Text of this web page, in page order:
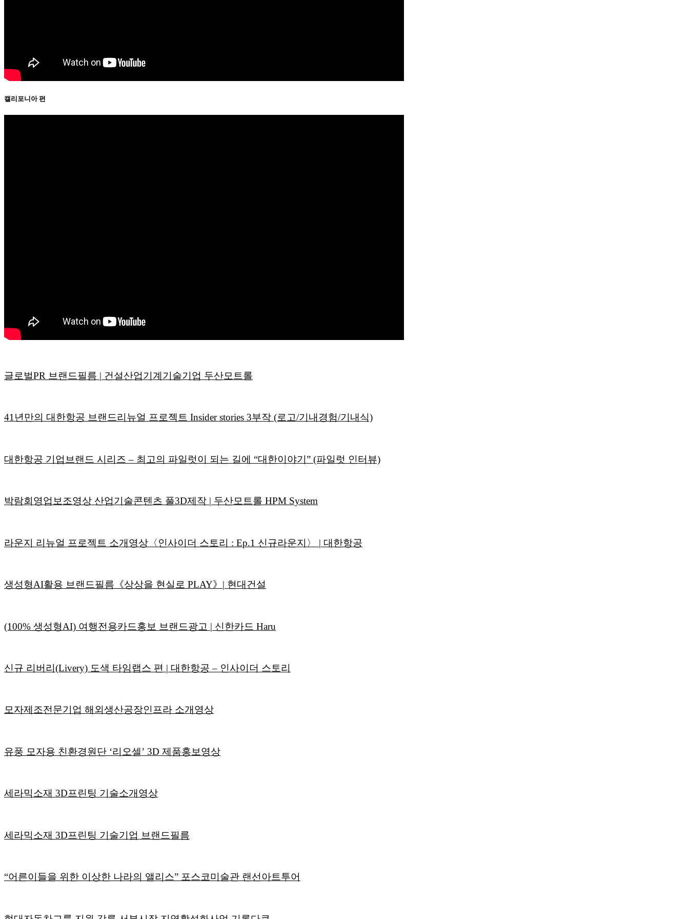
캘리포니아 편
글로벌PR 브랜드필름 | 건설산업기계기술기업 두산모트롤
41년만의 대한항공 브랜드리뉴얼 프로젝트 Insider stories 3부작 (로고/기내경험/기내식)
대한항공 기업브랜드 시리즈 – 최고의 파일럿이 되는 길에 “대한이야기” (파일럿 인터뷰)
박람회영업보조영상 산업기술콘텐츠 풀3D제작 | 두산모트롤 HPM System
라운지 리뉴얼 프로젝트 소개영상〈인사이더 스토리 : Ep.1 신규라운지〉 | 대한항공
생성형AI활용 브랜드필름《상상을 현실로 PLAY》| 현대건설
(100% 생성형AI) 여행전용카드홍보 브랜드광고 | 신한카드 Haru
신규 리버리(Livery) 도색 타임랩스 편 | 대한항공 – 인사이더 스토리
모자제조전문기업 해외생산공장인프라 소개영상
유풍 모자용 친환경원단 ‘리오셀’ 3D 제품홍보영상
세라믹소재 3D프린팅 기술소개영상
세라믹소재 3D프린팅 기술기업 브랜드필름
“어른이들을 위한 이상한 나라의 앨리스” 포스코미술관 랜선아트투어